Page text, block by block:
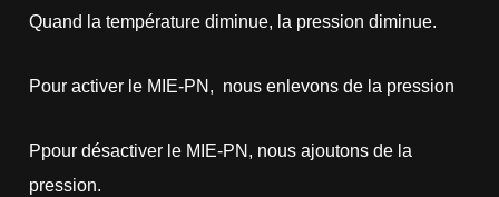
Quand la température diminue, la pression diminue.
Pour activer le MIE-PN, nous enlevons de la pression
Ppour désactiver le MIE-PN, nous ajoutons de la
pression.